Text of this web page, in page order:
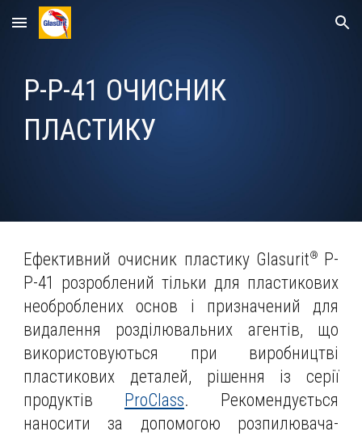
Skip to main content Skip to navigation
P-P-41 ОЧИСНИК
ПЛАСТИКУ
Ефективний очисник пластикуGlasurit® P-
P-41 розроблений тільки для пластикових
необроблених основ і призначений для
видалення розділювальних агентів, що
використовуються при виробництві
пластикових деталей, рішення із серії
продуктів ProClass. Рекомендується
наносити за допомогою розпилювача-